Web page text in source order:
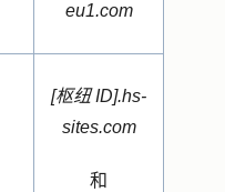
eu1.com
[枢纽 ID].hs-
sites.com
和